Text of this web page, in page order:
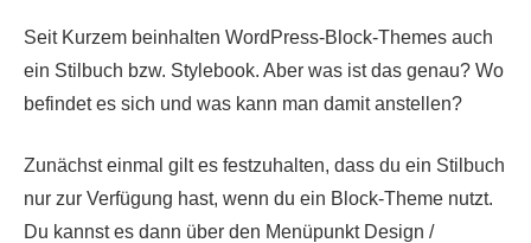
Seit Kurzem beinhalten WordPress-Block-Themes auch
ein Stilbuch bzw. Stylebook. Aber was ist das genau? Wo
befindet es sich und was kann man damit anstellen?
Zunächst einmal gilt es festzuhalten, dass du ein Stilbuch
nur zur Verfügung hast, wenn du ein Block-Theme nutzt.
Du kannst es dann über den Menüpunkt Design /